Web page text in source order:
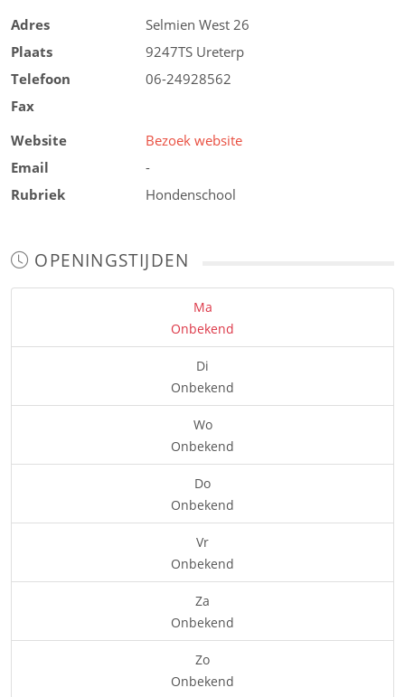
Adres
Selmien West 26
Plaats
9247TS Ureterp
Telefoon
06-24928562
Fax
Website
Bezoek website
Email
-
Rubriek
Hondenschool
OPENINGSTIJDEN
Ma
Onbekend
Di
Onbekend
Wo
Onbekend
Do
Onbekend
Vr
Onbekend
Za
Onbekend
Zo
Onbekend